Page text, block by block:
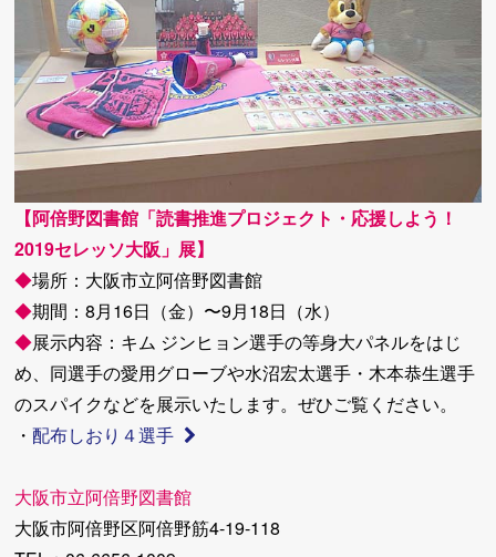
【阿倍野図書館「読書推進プロジェクト・応援しよう！
2019セレッソ大阪」展】
◆場所：大阪市立阿倍野図書館
◆期間：8月16日（金）〜9月18日（水）
◆展示内容：キム ジンヒョン選手の等身大パネルをはじ
め、同選手の愛用グローブや水沼宏太選手・木本恭生選手
のスパイクなどを展示いたします。ぜひご覧ください。
・配布しおり４選手
大阪市立阿倍野図書館
大阪市阿倍野区阿倍野筋4-19-118